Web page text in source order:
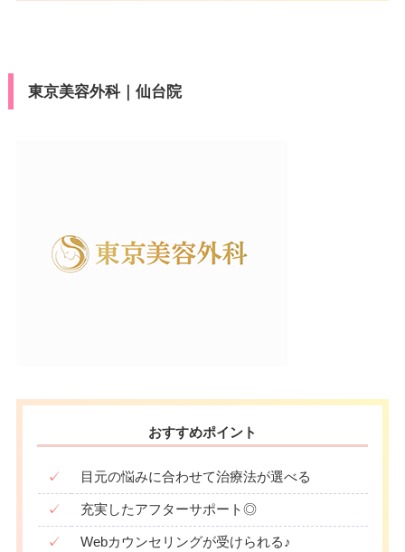
東京美容外科｜仙台院
おすすめポイント
✓ 目元の悩みに合わせて治療法が選べる
✓ 充実したアフターサポート◎
✓ Webカウンセリングが受けられる♪